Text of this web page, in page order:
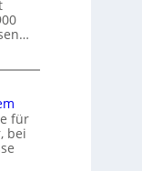
für
bei